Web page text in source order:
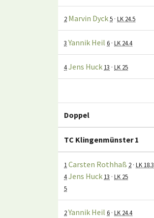
2 Marvin Dyck5 · LK 24.5
3 Yannik Heil 6 · LK 24.4
4Jens Huck 13 · LK 25
Doppel
TC Klingenmünster 1
1 Carsten Rothhaß 2 · LK 18.3
4Jens Huck 13 · LK 25
5
2Yannik Heil 6 · LK 24.4